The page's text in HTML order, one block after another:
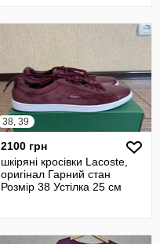
38, 39
2100 грн
шкіряні кросівки Lacoste,
оригінал Гарний стан
Розмір 38 Устілка 25 см